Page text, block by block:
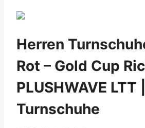
Herren
Rot – Gold Cup
PLUSHWAVE LTT
Turnschuhe